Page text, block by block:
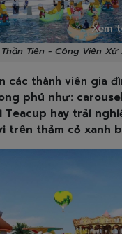
Xem
Tiên - Công Viên Xứ
các thành viên gia
phú như:
hay trải
trên thảm cỏ xanh